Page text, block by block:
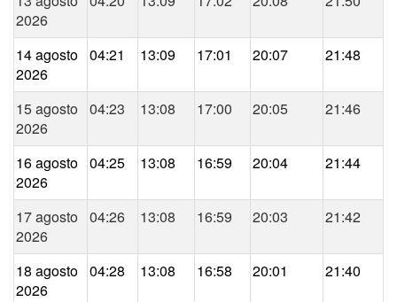
2026
14 agosto
2026
04:21 13:09 17:01 20:07 21:48
15 agosto
2026
04:23 13:08 17:00 20:05 21:46
16 agosto
2026
04:25 13:08 16:59 20:04 21:44
17 agosto
2026
04:26 13:08 16:59 20:03 21:42
18 agosto
2026
04:28 13:08 16:58 20:01 21:40